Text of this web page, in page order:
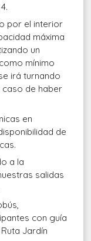
por el interior
máxima
un
mínimo
irá turnando
caso de haber
en
de
a la
salidas
con guía
Jardín